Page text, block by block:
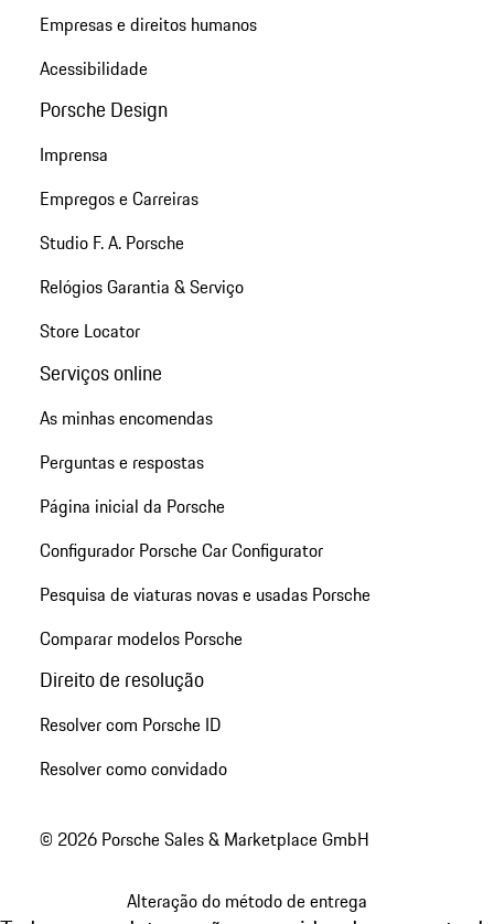
Empresas e direitos humanos
Acessibilidade
Porsche Design
Imprensa
Empregos e Carreiras
Studio F. A. Porsche
Relógios Garantia & Serviço
Store Locator
Serviços online
As minhas encomendas
Perguntas e respostas
Página inicial da Porsche
Configurador Porsche Car Configurator
Pesquisa de viaturas novas e usadas Porsche
Comparar modelos Porsche
Direito de resolução
Resolver com Porsche ID
Resolver como convidado
© 2026 Porsche Sales & Marketplace GmbH
Alteração do método de entrega